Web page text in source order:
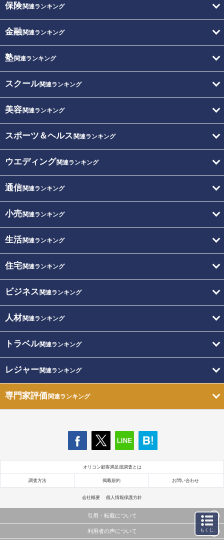
保険関連ランキング
金融関連ランキング
塾関連ランキング
スクール関連ランキング
美容関連ランキング
スポーツ＆ヘルス 関連ランキング
ウエディング関連ランキング
通信関連ランキング
小売関連ランキング
生活関連ランキング
住宅関連ランキング
ビジネス 関連ランキング
人材関連ランキング
トラベル関連ランキング
レジャー関連ランキング
専門家評価関連ランキング
オリコン顧客満足度調査とは
調査方法 掲載規約 お問い合わせ
会社概要 個人情報保護方針
引用・転載について
当サイトで公開されている情報（文字、写真、イラスト、画像データ等）及びこれらの配置・
利用者の声について もくじ